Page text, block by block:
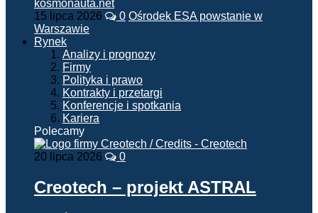
15 lipca 2026 0 Ośrodek ESA powstanie w
Warszawie
Rynek
Analizy i prognozy
Firmy
Polityka i prawo
Kontrakty i przetargi
Konferencje i spotkania
Kariera
Polecamy
20 lipca 2026 0
Creotech – projekt ASTRAL